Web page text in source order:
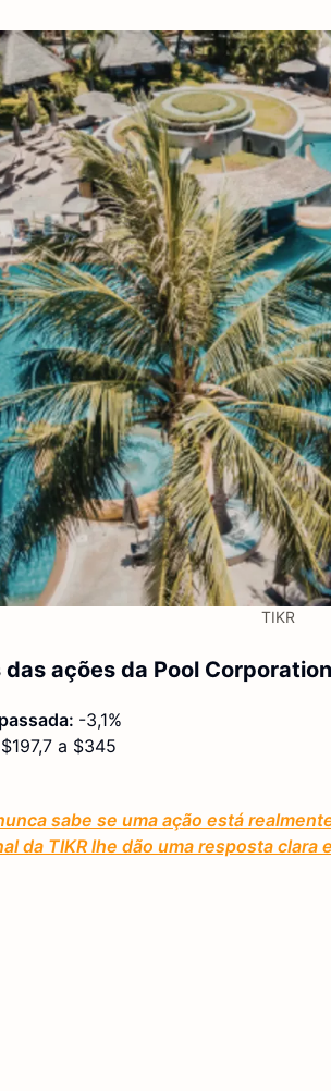
TIKR
ações da Pool Corporation
-3,1%
$197,7 a $345
sabe se uma ação está
da TIKR lhe dão uma resposta